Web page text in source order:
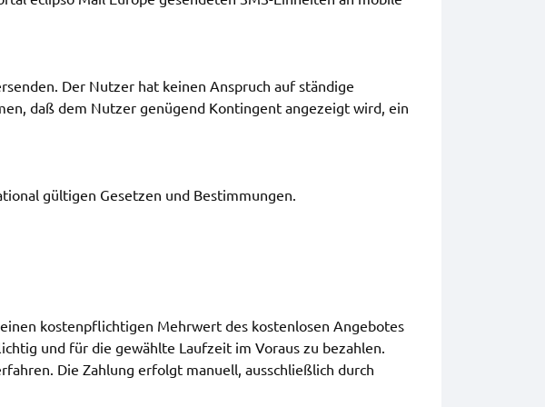
Der Nutzer hat keinen Anspruch auf ständige
daß dem Nutzer genügend Kontingent angezeigt wird, ein
gültigen Gesetzen und Bestimmungen.
kostenpflichtigen Mehrwert des kostenlosen Angebotes
und für die gewählte Laufzeit im Voraus zu bezahlen.
Die Zahlung erfolgt manuell, ausschließlich durch